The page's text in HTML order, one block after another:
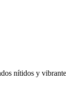
nítidos y